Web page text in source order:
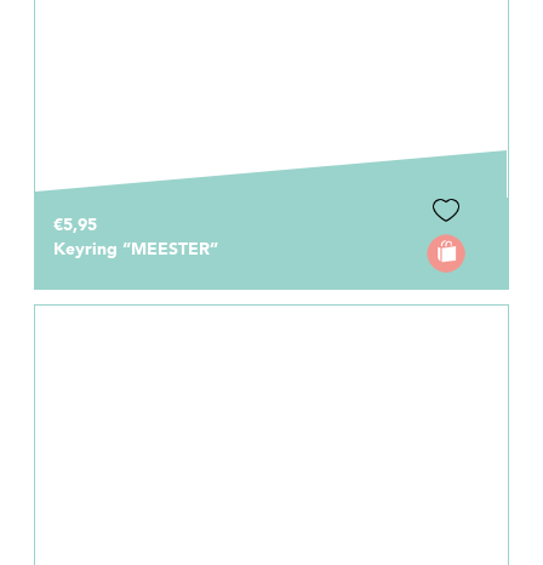
€5,95
Keyring “MEESTER”